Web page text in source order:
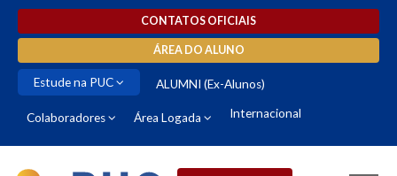
CONTATOS OFICIAIS
ÁREA DO ALUNO
Estude na PUC ALUMNI (Ex-Alunos)
Colaboradores Área Logada Internacional